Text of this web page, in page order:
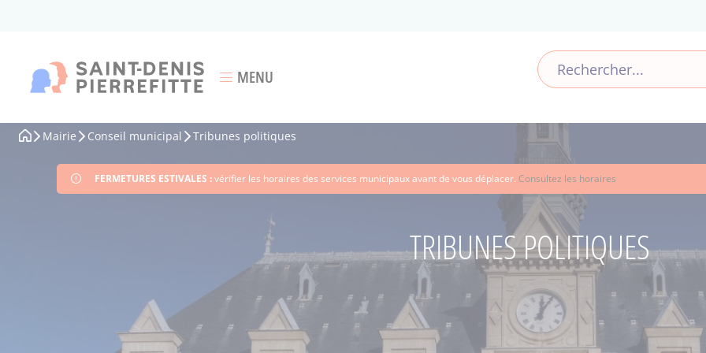
Ouvrir le menu
MENU
FERMETURES ESTIVALES :vérifier les horaires des services municipaux avant de vous déplacer. Consultez les horaires
Fil
Mairie Conseil municipal Tribunes politiques
TRIBUNES POLITIQUES